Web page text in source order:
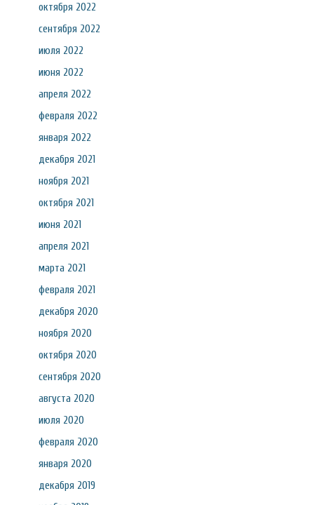
октября 2022
сентября 2022
июля 2022
июня 2022
апреля 2022
февраля 2022
января 2022
декабря 2021
ноября 2021
октября 2021
июня 2021
апреля 2021
марта 2021
февраля 2021
декабря 2020
ноября 2020
октября 2020
сентября 2020
августа 2020
июля 2020
февраля 2020
января 2020
декабря 2019